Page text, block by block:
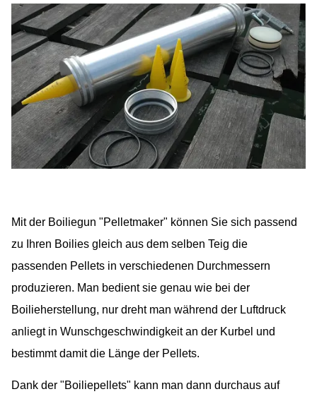
Mit der Boiliegun "Pelletmaker" können Sie sich passend
zu Ihren Boilies gleich aus dem selben Teig die
passenden Pellets in verschiedenen Durchmessern
produzieren. Man bedient sie genau wie bei der
Boilieherstellung, nur dreht man während der Luftdruck
anliegt in Wunschgeschwindigkeit an der Kurbel und
bestimmt damit die Länge der Pellets.
Dank der "Boiliepellets" kann man dann durchaus auf